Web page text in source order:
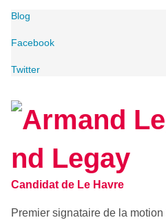
Blog
Facebook
Twitter
nd Legay
Candidat de Le Havre
Premier signataire de la motion